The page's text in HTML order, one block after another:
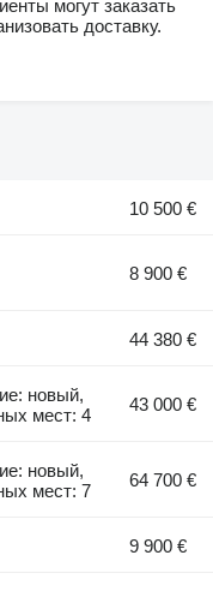
могут заказать
доставку.
10 500 €
8 900 €
44 380 €
новый,
мест: 4
43 000 €
новый,
мест: 7
64 700 €
9 900 €